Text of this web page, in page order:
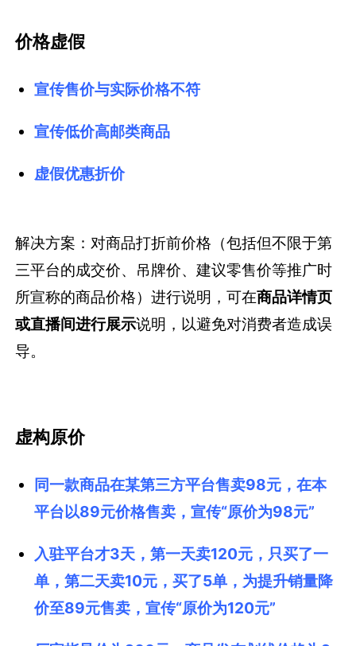
价格虚假
宣传售价与实际价格不符
宣传低价高邮类商品
虚假优惠折价
解决方案：对商品打折前价格（包括但不限于第
三平台的成交价、吊牌价、建议零售价等推广时
所宣称的商品价格）进行说明，可在商品详情页
或直播间进行展示说明，以避免对消费者造成误
导。
虚构原价
同一款商品在某第三方平台售卖98元，在本
平台以89元价格售卖，宣传“原价为98元”
入驻平台才3天，第一天卖120元，只买了一
单，第二天卖10元，买了5单，为提升销量降
价至89元售卖，宣传“原价为120元”